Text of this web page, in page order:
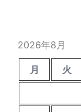
2026年8月
月 火